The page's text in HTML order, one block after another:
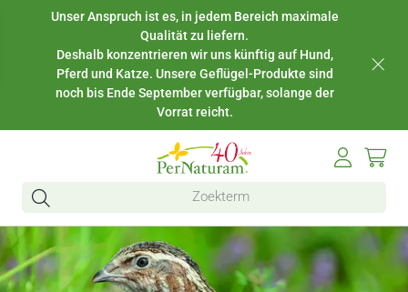
Unser Anspruch ist es, in jedem Bereich maximale
Qualität zu liefern.
Deshalb konzentrieren wir uns künftig auf Hund,
Pferd und Katze. Unsere Geflügel-Produkte sind
noch bis Ende September verfügbar, solange der
Vorrat reicht.